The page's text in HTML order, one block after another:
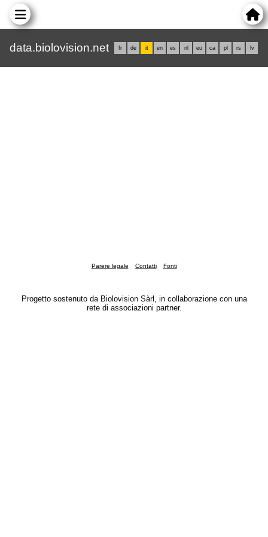
data.biolovision.net fr de it en es nl eu ca pl rs lv
Parere legale Contatti Fonti
Progetto sostenuto da Biolovision Sàrl, in collaborazione con una
rete di associazioni partner.